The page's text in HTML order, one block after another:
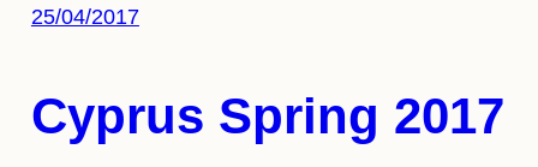
25/04/2017
Cyprus Spring 2017